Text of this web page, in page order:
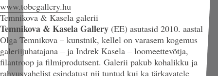
www.tobegallery.hu
Temnikova & Kasela galerii
Temnikova & Kasela Gallery (EE) asutasid 2010. aastal
Olga Temnikova – kunstnik, kellel on varasem kogemus
galeriijuhatajana – ja Indrek Kasela – loomeettevõtja,
filantroop ja filmiprodutsent. Galerii pakub kohalikku ja
rahvusvahelist esindatust nii tuntud kui ka tärkavatele